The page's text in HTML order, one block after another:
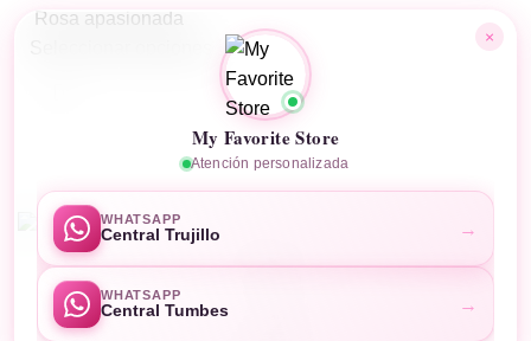
Rosa apasionada
MyFavoriteStoreDesarrollado porBusiness Code
Tienda
×
My Favorite Store
Atención personalizada
WHATSAPP
Central Trujillo →
WHATSAPP
Central Tumbes →